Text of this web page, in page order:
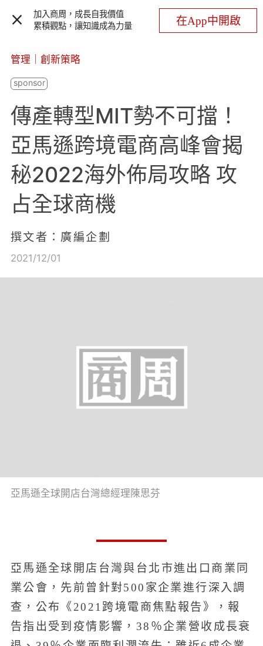
加入商周，成長自我價值
累積觀點，讓知識成為力量
在App中開啟
管理 創新策略
傳產轉型MIT勢不可擋！
亞馬遜跨境電商高峰會揭
秘2022海外佈局攻略 攻
占全球商機
撰文者：廣編企劃
2021/12/01
亞馬遜全球開店台灣總經理陳思芬
亞馬遜全球開店台灣與台北市進出口商業同
業公會，先前曾針對500家企業進行深入調
查，公布《2021跨境電商焦點報告》，報
告指出受到疫情影響，38％企業營收成長衰